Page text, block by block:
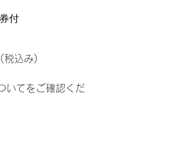
付
税込み)
いてをご確認くだ